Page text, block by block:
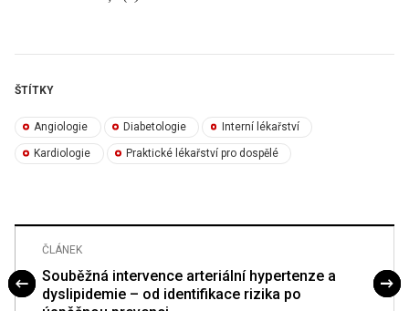
ŠTÍTKY
Angiologie Diabetologie Interní lékařství
Kardiologie Praktické lékařství pro dospělé
ČLÁNEK
Souběžná intervence arteriální hypertenze a
dyslipidemie – od identifikace rizika po